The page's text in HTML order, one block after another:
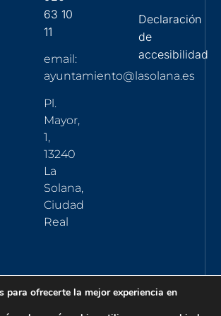
63 10
11
email:
ayuntamiento@lasolana.es
Pl.
Mayor,
1,
13240
La
Solana,
Ciudad
Real
Declaración
de
accesibilidad
para ofrecerte la mejor experiencia en